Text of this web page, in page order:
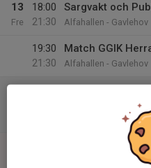
13
Fre
18:00
21:30
Sargvakt och
Alfahallen - Gavlehov
19:30
21:30
Match GGIK
Alfahallen - Gavlehov
Pantamera Pojkar
Novahallen -